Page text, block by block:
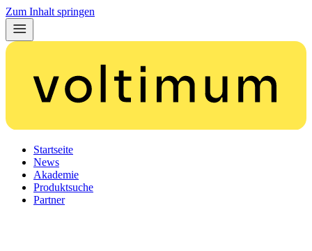
Zum Inhalt springen
Startseite
News
Akademie
Produktsuche
Partner